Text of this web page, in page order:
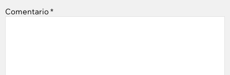
Comentario*